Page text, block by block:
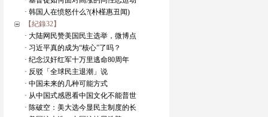
· 韩国人在愤怒什么?(朴槿惠丑闻)
【紀錄32】
· 大陆网民赞美国民主选举，微博点
· 习近平真的成为“核心”了吗？
· 纪念汉奸红军十万里逃命80周年
· 反驳「全球民主退潮」说
· 中国未来的几种可能方式
· 从中国式感恩看中国文化不能普世
· 陈破空：美大选今显民主制度的长